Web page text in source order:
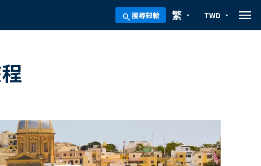
search搜尋郵輪 arrow_drop_down
繁 arrow_drop_down
TWD menu